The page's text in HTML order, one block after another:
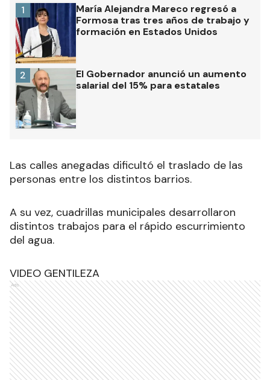
María Alejandra Mareco regresó a
Formosa tras tres años de trabajo y
formación en Estados Unidos
1
El Gobernador anunció un aumento
salarial del 15% para estatales
2
Las calles anegadas dificultó el traslado de las
personas entre los distintos barrios.
A su vez, cuadrillas municipales desarrollaron
distintos trabajos para el rápido escurrimiento
del agua.
VIDEO GENTILEZA
Ads